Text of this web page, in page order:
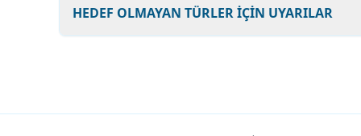
HEDEF OLMAYAN TÜRLER İÇİN UYARILAR